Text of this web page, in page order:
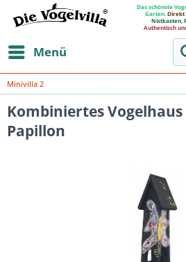
Das schönste
Garten. Direkt
Nistkasten,
Authentisch
Menü
Minivilla 2
Kombiniertes
Papillon